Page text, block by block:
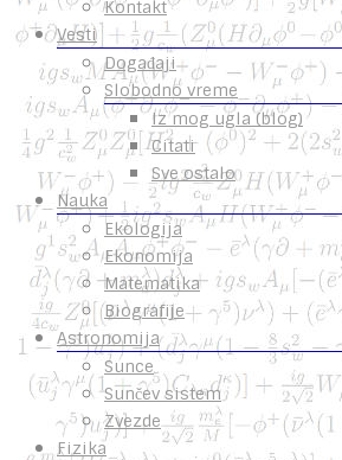
Kontakt
Vesti
Događaji
Slobodno vreme
Iz mog ugla (blog)
Citati
Sve ostalo
Nauka
Ekologija
Ekonomija
Matematika
Biografije
Astronomija
Sunce
Sunčev sistem
Zvezde
Fizika